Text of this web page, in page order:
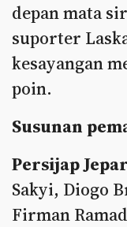
depan mata
suporter
kesayangan
poin.
Susunan
Persijap
Sakyi, Diogo
Firman